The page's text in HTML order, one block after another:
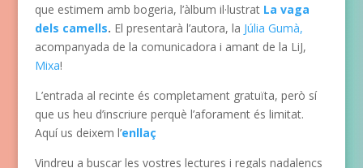
que estimem amb bogeria, l’àlbum il·lustrat La vaga
dels camells. El presentarà l’autora, la Júlia Gumà,
acompanyada de la comunicadora i amant de la LiJ,
Mixa!
L’entrada al recinte és completament gratuïta, però sí
que us heu d’inscriure perquè l’aforament és limitat.
Aquí us deixem l’enllaç
Vindreu a buscar les vostres lectures i regals nadalencs